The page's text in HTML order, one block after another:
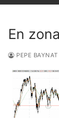
En
PEPE BAYNAT